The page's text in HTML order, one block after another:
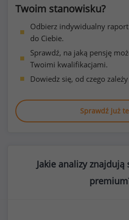
Twoim stanowisku?
Odbierz indywidualny
do Ciebie.
Sprawdź, na jaką pensję
Twoimi kwalifikacjami.
Dowiedz się, od czego
Sprawdź już
Jakie analizy